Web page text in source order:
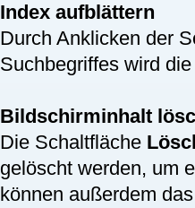
Index aufblättern
Durch Anklicken der
Suchbegriffes wird
Bildschirminhalt
Die Schaltfläche
gelöscht werden, um
können außerdem